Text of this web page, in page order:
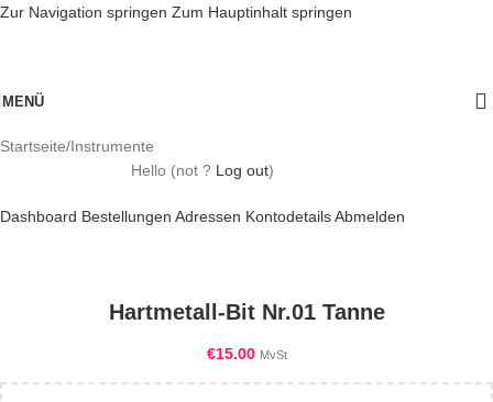
Zur Navigation springen Zum Hauptinhalt springen
MENÜ
Startseite/Instrumente
Hello (not ? Log out)
Dashboard Bestellungen Adressen KontodetailsAbmelden
Hartmetall-Bit Nr.01 Tanne
€15.00 MvSt